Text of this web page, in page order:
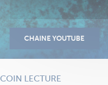
COIN LECTURE